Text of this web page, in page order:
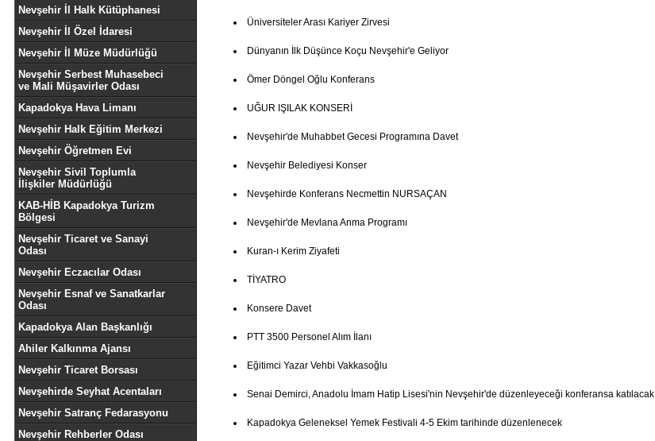
Nevşehir İl Halk Kütüphanesi
Nevşehir İl Özel İdaresi
Nevşehir İl Müze Müdürlüğü
Nevşehir Serbest Muhasebeci
ve Mali Müşavirler Odası
Kapadokya Hava Limanı
Nevşehir Halk Eğitim Merkezi
Nevşehir Öğretmen Evi
Nevşehir Sivil Toplumla
İlişkiler Müdürlüğü
KAB-HİB Kapadokya Turizm
Bölgesi
Nevşehir Ticaret ve Sanayi
Odası
Nevşehir Eczacılar Odası
Nevşehir Esnaf ve Sanatkarlar
Odası
Kapadokya Alan Başkanlığı
Ahiler Kalkınma Ajansı
Nevşehir Ticaret Borsası
Nevşehirde Seyhat Acentaları
Nevşehir Satranç Fedarasyonu
Nevşehir Rehberler Odası
Üniversiteler Arası Kariyer Zirvesi
Dünyanın İlk Düşünce Koçu Nevşehir'e Geliyor
Ömer Döngel Oğlu Konferans
UĞUR IŞILAK KONSERİ
Nevşehir'de Muhabbet Gecesi Programına Davet
Nevşehir Belediyesi Konser
Nevşehirde Konferans Necmettin NURSAÇAN
Nevşehir'de Mevlana Anma Programı
Kuran-ı Kerim Ziyafeti
TİYATRO
Konsere Davet
PTT 3500 Personel Alım İlanı
Eğitimci Yazar Vehbi Vakkasoğlu
Senai Demirci, Anadolu İmam Hatip Lisesi'nin Nevşehir'de düzenleyeceği konferansa katılacak
Kapadokya Geleneksel Yemek Festivali 4-5 Ekim tarihinde düzenlenecek